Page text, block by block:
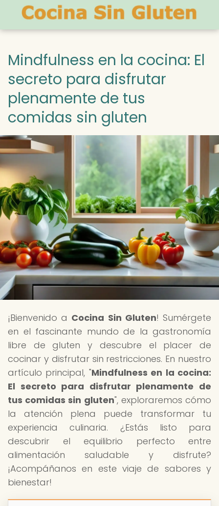
Mindfulness en la cocina: El
secreto para disfrutar
plenamente de tus
comidas sin gluten
¡Bienvenido a Cocina Sin Gluten! Sumérgete
en el fascinante mundo de la gastronomía
libre de gluten y descubre el placer de
cocinar y disfrutar sin restricciones. En nuestro
artículo principal, "Mindfulness en la cocina:
El secreto para disfrutar plenamente de
tus comidas sin gluten", exploraremos cómo
la atención plena puede transformar tu
experiencia culinaria. ¿Estás listo para
descubrir el equilibrio perfecto entre
alimentación saludable y disfrute?
¡Acompáñanos en este viaje de sabores y
bienestar!